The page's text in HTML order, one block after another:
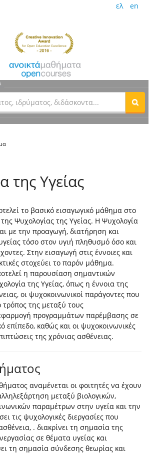
ελ en
της Υγείας
το βασικό εισαγωγικό μάθημα στο
Ψυχολογίας της Υγείας. Η Ψυχολογία
με την προαγωγή, διατήρηση και
τόσο στον υγιή πληθυσμό όσο και
Στην εισαγωγή στις έννοιες και
στοχεύει το παρόν μάθημα.
η παρουσίαση σημαντικών
της Υγείας, όπως η έννοια της
οι ψυχοκοινωνικοί παράγοντες που
τρόπος της μεταξύ τους
προγραμμάτων παρέμβασης σε
επίπεδο, καθώς και οι ψυχοκοινωνικές
της χρόνιας ασθένειας.
αναμένεται οι φοιτητές να έχουν
μεταξύ βιολογικών,
παραμέτρων στην υγεία και την
τις ψυχολογικές διεργασίες που
. διακρίνει τη σημασία της
σε θέματα υγείας και
τη σημασία σύνδεσης θεωρίας και